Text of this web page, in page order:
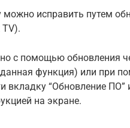
можно исправить путем
с помощью обновления
функция) или при
вкладку “Обновление ПО”
на экране.